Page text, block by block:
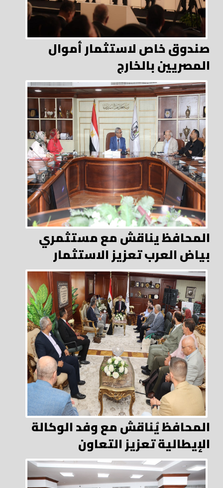
صندوق خاص لاستثمار أموال
المصريين بالخارج
المحافظ يناقش مع مستثمري
بياض العرب تعزيز الاستثمار
المحافظ يُناقش مع وفد الوكالة
الإيطالية تعزيز التعاون